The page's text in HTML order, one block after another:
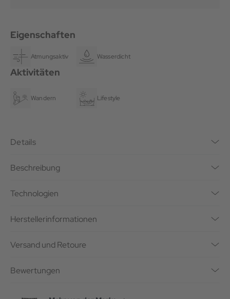
Eigenschaften
Atmungsaktiv Wasserdicht
Aktivitäten
Wandern Lifestyle
Details
Beschreibung
Technologien
Herstellerinformationen
Versand und Retoure
Bewertungen